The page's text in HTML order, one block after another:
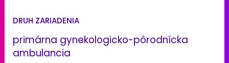
DRUH ZARIADENIA
primárna gynekologicko-pôrodnícka
ambulancia